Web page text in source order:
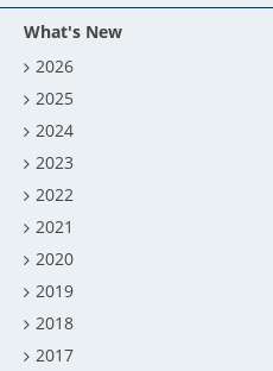
What's New
2026
2025
2024
2023
2022
2021
2020
2019
2018
2017